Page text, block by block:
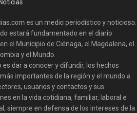
es un medio periodístico y noticioso.
estará fundamentado en el diario
el Municipio de Ciénaga, el Magdalena, el
y el Mundo.
es dar a conocer y difundir, los hechos
importantes de la región y el mundo a
usuarios y contactos y sus
en la vida cotidiana, familiar, laboral e
siempre en defensa de los intereses de la